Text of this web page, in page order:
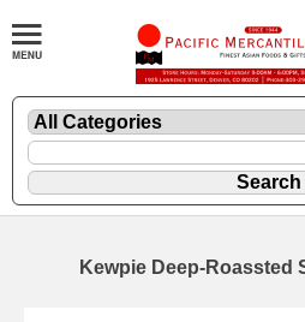
Kewpie Deep-Roassted